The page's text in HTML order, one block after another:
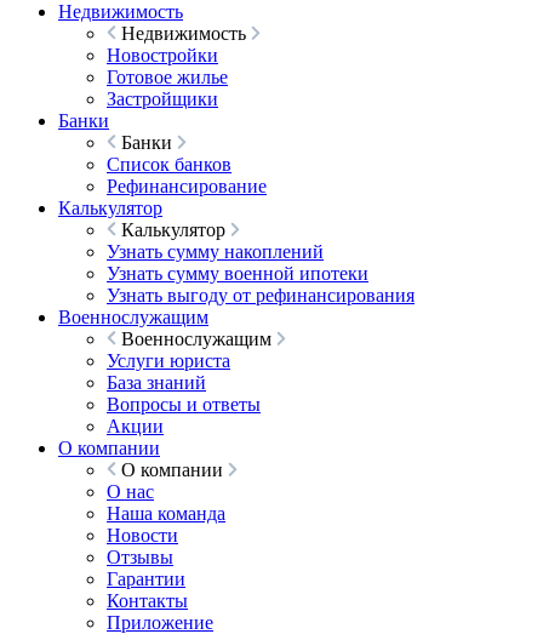
Недвижимость
Недвижимость
Новостройки
Готовое жилье
Застройщики
Банки
Банки
Список банков
Рефинансирование
Калькулятор
Калькулятор
Узнать сумму накоплений
Узнать сумму военной ипотеки
Узнать выгоду от рефинансирования
Военнослужащим
Военнослужащим
Услуги юриста
База знаний
Вопросы и ответы
Акции
О компании
О компании
О нас
Наша команда
Новости
Отзывы
Гарантии
Контакты
Приложение